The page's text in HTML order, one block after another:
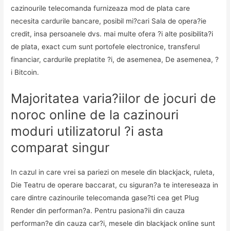
cazinourile telecomanda furnizeaza mod de plata care
necesita cardurile bancare, posibil mi?cari Sala de opera?ie
credit, insa persoanele dvs. mai multe ofera ?i alte posibilita?i
de plata, exact cum sunt portofele electronice, transferul
financiar, cardurile preplatite ?i, de asemenea, De asemenea, ?
i Bitcoin.
Majoritatea varia?iilor de jocuri de
noroc online de la cazinouri
moduri utilizatorul ?i asta
comparat singur
In cazul in care vrei sa pariezi on mesele din blackjack, ruleta,
Die Teatru de operare baccarat, cu siguran?a te intereseaza in
care dintre cazinourile telecomanda gase?ti cea get Plug
Render din performan?a. Pentru pasiona?ii din cauza
performan?e din cauza car?i, mesele din blackjack online sunt